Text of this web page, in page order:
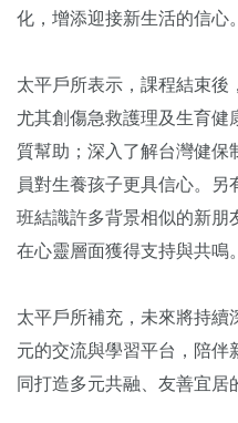
化，增添迎接新生活的信心。
太平戶所表示，課程結束後
尤其創傷急救護理及生育健
質幫助；深入了解台灣健保
員對生養孩子更具信心。
班結識許多背景相似的新朋
在心靈層面獲得支持與共鳴。
太平戶所補充，未來將持續
元的交流與學習平台，陪伴
同打造多元共融、友善宜居